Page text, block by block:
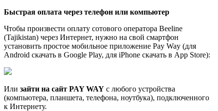
Быстрая оплата через телефон или компьютер
Чтобы произвести оплату сотового оператора Beeline
(Tajikistan) через Интернет, нужно на свой смартфон
установить простое мобильное приложение Pay Way (для
Android скачать в Google Play, для iPhone скачать в App Store):
Или зайти на сайт PAY WAY с любого устройства
(компьютера, планшета, телефона, ноутбука), подключенного
к Интернету.